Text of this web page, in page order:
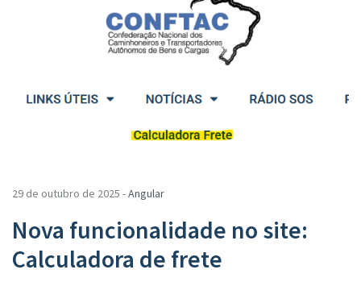
29 de outubro de 2025 -Angular
Nova funcionalidade no site:
Calculadora de frete